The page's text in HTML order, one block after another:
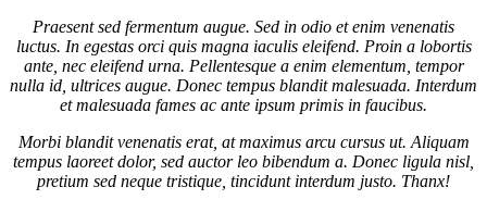
Praesent sed fermentum augue. Sed in odio et enim venenatis
luctus. In egestas orci quis magna iaculis eleifend. Proin a lobortis
ante, nec eleifend urna. Pellentesque a enim elementum, tempor
nulla id, ultrices augue. Donec tempus blandit malesuada. Interdum
et malesuada fames ac ante ipsum primis in faucibus.
Morbi blandit venenatis erat, at maximus arcu cursus ut. Aliquam
tempus laoreet dolor, sed auctor leo bibendum a. Donec ligula nisl,
pretium sed neque tristique, tincidunt interdum justo. Thanx!